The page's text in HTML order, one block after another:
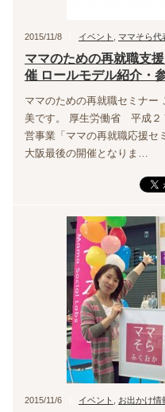
2015/11/8 イベント ママそら代
ママのための再就職支
催 ロールモデル紹介・
ママのための再就職セミナー
美です。 厚生労働省 平成２
営事業「ママの再就職応援セ
大阪最後の開催となりま…
2015/11/6 イベント お出かけ情